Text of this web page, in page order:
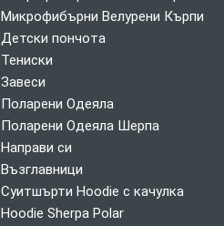
Микрофибърни Велурени Кърпи
Детски пончота
Тениски
Завеси
Поларени Одеяла
Поларени Одеяла Шерпа
Направи си
Възглавници
Суитшърти Hoodie с качулка
Hoodie Sherpa Polar